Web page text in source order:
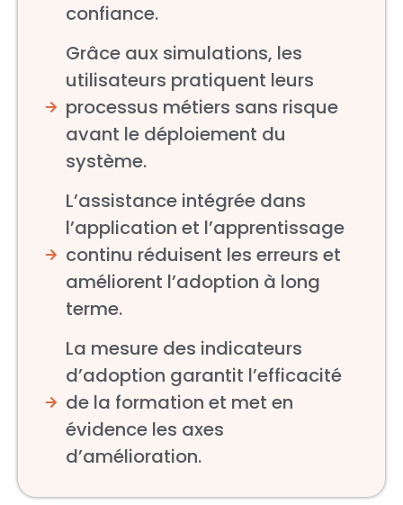
confiance.
Grâce aux simulations, les
utilisateurs pratiquent leurs
processus métiers sans risque
avant le déploiement du
système.
L’assistance intégrée dans
l’application et l’apprentissage
continu réduisent les erreurs et
améliorent l’adoption à long
terme.
La mesure des indicateurs
d’adoption garantit l’efficacité
de la formation et met en
évidence les axes
d’amélioration.